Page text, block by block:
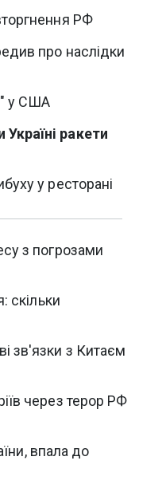
РФ
про наслідки
у США
ракети
у ресторані
з погрозами
скільки
зв'язки з Китаєм
через терор РФ
впала до